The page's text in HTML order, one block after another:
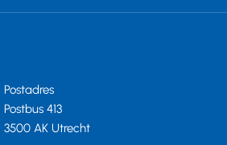
Postadres
Postbus 413
3500 AK Utrecht